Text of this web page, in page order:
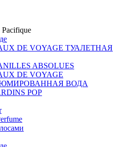
DE VOYAGE ТУАЛЕТНАЯ
ABSOLUES
DE VOYAGE
ВОДА
POP